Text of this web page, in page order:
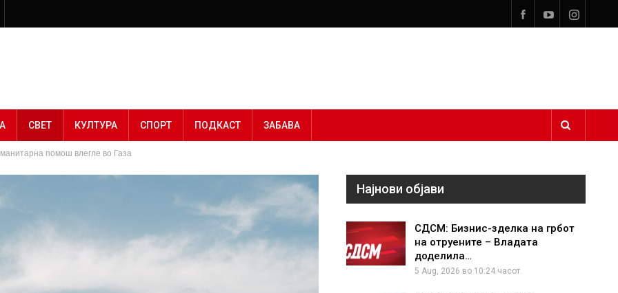
СВЕТ КУЛТУРА СПОРТ ПОДКАСТ ЗАБАВА
помош влегле во Газа
Најнови објави
СДСМ: Бизнис-зделка на грбот
на отруените – Владата
доделила…
5 Aug, 2026 во 10:24 часот.